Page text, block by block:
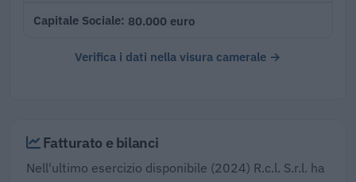
Capitale Sociale 80.000 euro
Verifica i dati nella visura camerale →
Fatturato e bilanci
Nell'ultimo esercizio disponibile (2024) R.c.l. S.r.l. ha